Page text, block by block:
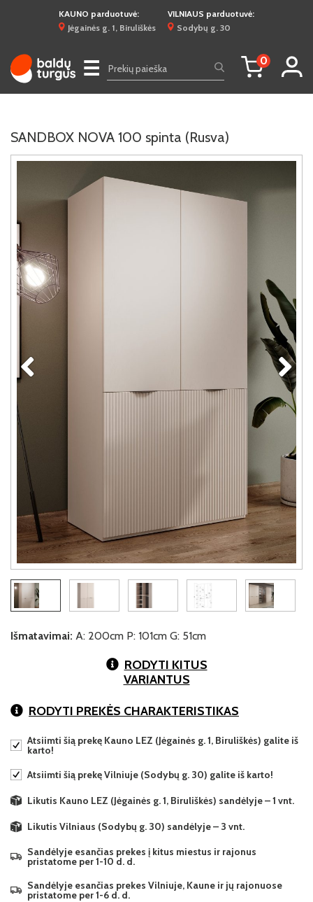
KAUNO parduotuvė:
Jėgainės g. 1, Biruliškės
VILNIAUS parduotuvė:
Sodybų g. 30
☰ 0
SANDBOX NOVA 100 spinta (Rusva)
Išmatavimai: A: 200cm P: 101cm G: 51cm
RODYTI KITUS
VARIANTUS
RODYTI PREKĖS CHARAKTERISTIKAS
Atsiimti šią prekę Kauno LEZ (Jėgainės g. 1, Biruliškės) galite iš
karto!
Atsiimti šią prekę Vilniuje (Sodybų g. 30) galite iš karto!
Likutis Kauno LEZ (Jėgainės g. 1, Biruliškės) sandėlyje – 1 vnt.
Likutis Vilniaus (Sodybų g. 30) sandėlyje – 3 vnt.
Sandėlyje esančias prekes į kitus miestus ir rajonus
pristatome per 1-10 d. d.
Sandėlyje esančias prekes Vilniuje, Kaune ir jų rajonuose
pristatome per 1-6 d. d.